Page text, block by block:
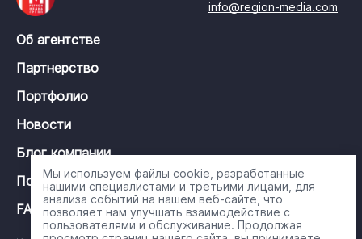
info@region-media.com
Об агентстве
Партнерство
Портфолио
Новости
Блог компании
Политика конфиденциальности
FAQ
Мы используем файлы cookie, разработанные
нашими специалистами и третьими лицами, для
анализа событий на нашем веб-сайте, что
позволяет нам улучшать взаимодействие с
пользователями и обслуживание. Продолжая